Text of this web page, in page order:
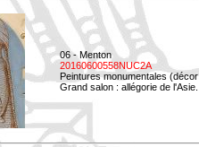
06 - Menton
20160600558NUC2A
Peintures monumentales
Grand salon : allégorie de